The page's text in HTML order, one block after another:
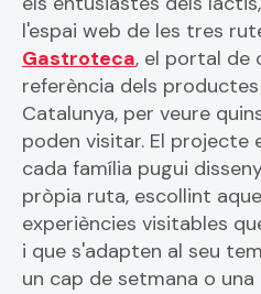
l'espai web de les tres
Gastroteca, el portal de
referència dels
Catalunya, per veure
poden visitar. El projecte
cada família pugui
pròpia ruta, escollint
experiències visitables
i que s'adapten al seu
un cap de setmana o